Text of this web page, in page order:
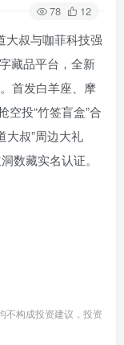
78 12
大叔与咖菲科技强
藏品平台，全新
首发白羊座、摩
空投“竹签盲盒”合
大叔”周边大礼
数藏实名认证。
不构成投资建议，投资